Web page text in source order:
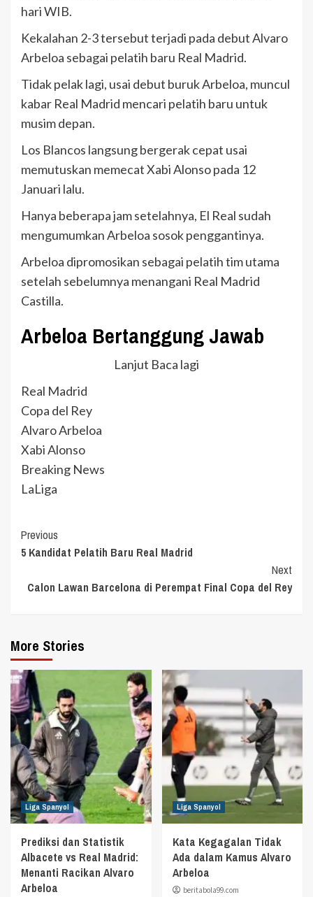
hari WIB.
Kekalahan 2-3 tersebut terjadi pada debut Alvaro
Arbeloa sebagai pelatih baru Real Madrid.
Tidak pelak lagi, usai debut buruk Arbeloa, muncul
kabar Real Madrid mencari pelatih baru untuk
musim depan.
Los Blancos langsung bergerak cepat usai
memutuskan memecat Xabi Alonso pada 12
Januari lalu.
Hanya beberapa jam setelahnya, El Real sudah
mengumumkan Arbeloa sosok penggantinya.
Arbeloa dipromosikan sebagai pelatih tim utama
setelah sebelumnya menangani Real Madrid
Castilla.
Arbeloa Bertanggung Jawab
Lanjut Baca lagi
Real Madrid
Copa del Rey
Alvaro Arbeloa
Xabi Alonso
Breaking News
LaLiga
Continue
Reading
Previous
5 Kandidat Pelatih Baru Real Madrid
Next
Calon Lawan Barcelona di Perempat Final Copa del Rey
More Stories
Liga Spanyol
Prediksi dan Statistik
Albacete vs Real Madrid:
Menanti Racikan Alvaro
Arbeloa
Liga Spanyol
Kata Kegagalan Tidak
Ada dalam Kamus Alvaro
Arbeloa
beritabola99.com